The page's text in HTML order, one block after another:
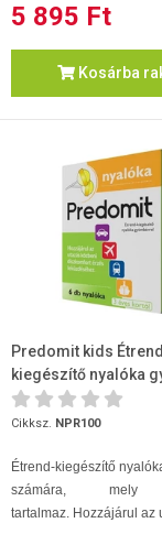
5 895 Ft
Kosárba
Predomit kids
kiegészítő nyalóka
gyermekeknek
Cikksz. NPR100
Étrend-kiegészítő
számára, mely
tartalmaz. Hozzájárul az